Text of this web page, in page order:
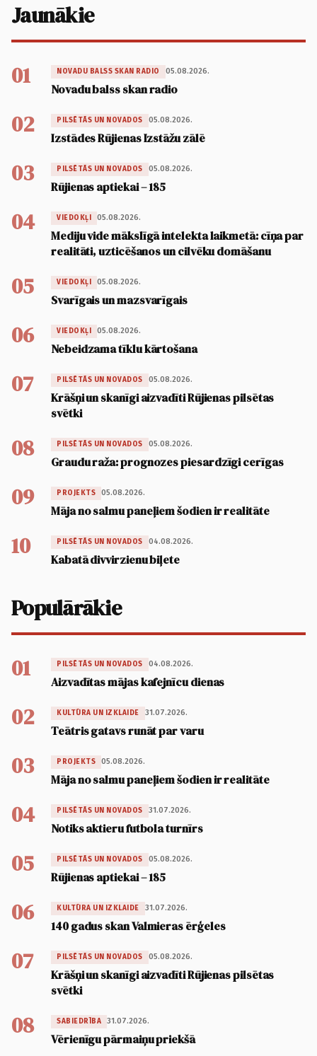
Jaunākie
01 NOVADU BALSS SKAN RADIO 05.08.2026.
Novadu balss skan radio
02 PILSĒTĀS UN NOVADOS 05.08.2026.
Izstādes Rūjienas Izstāžu zālē
03 PILSĒTĀS UN NOVADOS 05.08.2026.
Rūjienas aptiekai – 185
04 VIEDOKĻI 05.08.2026.
Mediju vide mākslīgā intelekta laikmetā: cīņa par
realitāti, uzticēšanos un cilvēku domāšanu
05 VIEDOKĻI 05.08.2026.
Svarīgais un mazsvarīgais
06 VIEDOKĻI 05.08.2026.
Nebeidzama tīklu kārtošana
07 PILSĒTĀS UN NOVADOS 05.08.2026.
Krāšņi un skanīgi aizvadīti Rūjienas pilsētas
svētki
08 PILSĒTĀS UN NOVADOS 05.08.2026.
Graudu raža: prognozes piesardzīgi cerīgas
09 PROJEKTS 05.08.2026.
Māja no salmu paneļiem šodien ir realitāte
10 PILSĒTĀS UN NOVADOS 04.08.2026.
Kabatā divvirzienu biļete
Populārākie
01 PILSĒTĀS UN NOVADOS 04.08.2026.
Aizvadītas mājas kafejnīcu dienas
02 KULTŪRA UN IZKLAIDE 31.07.2026.
Teātris gatavs runāt par varu
03 PROJEKTS 05.08.2026.
Māja no salmu paneļiem šodien ir realitāte
04 PILSĒTĀS UN NOVADOS 31.07.2026.
Notiks aktieru futbola turnīrs
05 PILSĒTĀS UN NOVADOS 05.08.2026.
Rūjienas aptiekai – 185
06 KULTŪRA UN IZKLAIDE 31.07.2026.
140 gadus skan Valmieras ērģeles
07 PILSĒTĀS UN NOVADOS 05.08.2026.
Krāšņi un skanīgi aizvadīti Rūjienas pilsētas
svētki
08 SABIEDRĪBA 31.07.2026.
Vērienīgu pārmaiņu priekšā